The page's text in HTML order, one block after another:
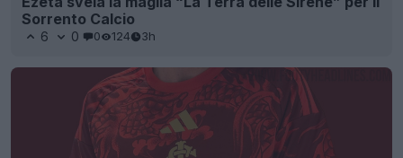
Sorrento Calcio
6 0 0 124 3h